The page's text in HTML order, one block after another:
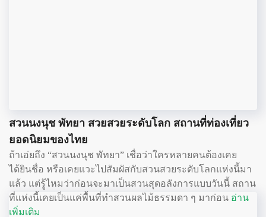
สวนนงนุช พัทยา สวยสวยระดับโลก สถานที่ท่องเที่ยว
ยอดนิยมของไทย
ถ้าเอ่ยถึง “สวนนงนุช พัทยา” เชื่อว่าใครหลายคนต้องเคย
ได้ยินชื่อ หรือเคยแวะไปสัมผัสกับสวนสวยระดับโลกแห่งนี้มา
แล้ว แต่รู้ไหมว่าก่อนจะมาเป็นสวนสุดอลังการแบบวันนี้ สถาน
ที่แห่งนี้เคยเป็นแค่พื้นที่ทำสวนผลไม้ธรรมดา ๆ มาก่อน อ่าน
เพิ่มเติม